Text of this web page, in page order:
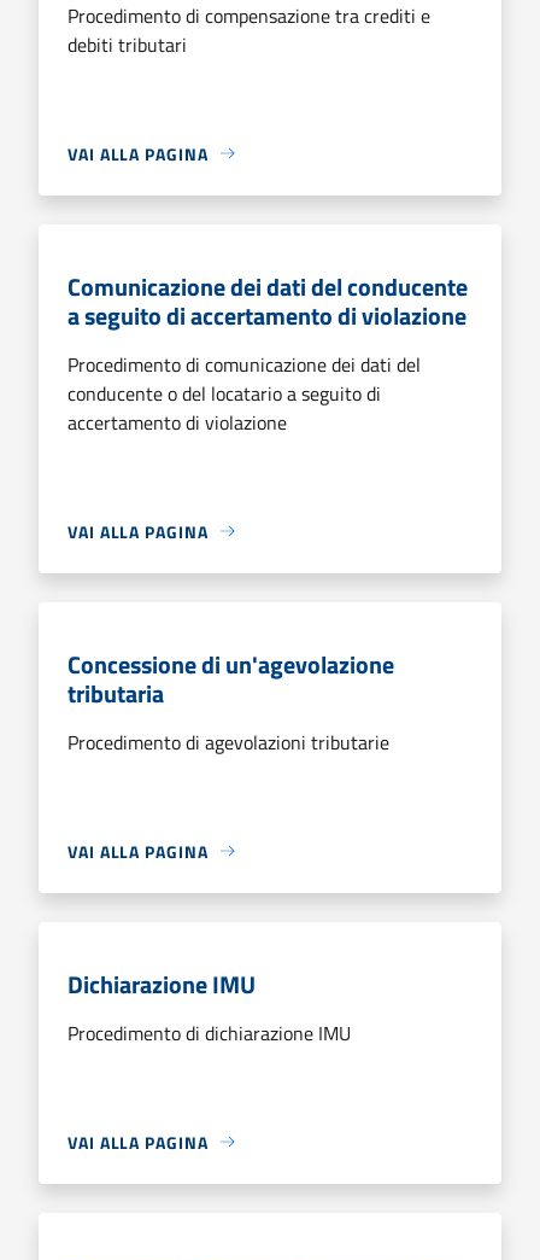
Procedimento di compensazione tra crediti e
debiti tributari
VAI ALLA PAGINA
Comunicazione dei dati del conducente
a seguito di accertamento di violazione
Procedimento di comunicazione dei dati del
conducente o del locatario a seguito di
accertamento di violazione
VAI ALLA PAGINA
Concessione di un'agevolazione
tributaria
Procedimento di agevolazioni tributarie
VAI ALLA PAGINA
Dichiarazione IMU
Procedimento di dichiarazione IMU
VAI ALLA PAGINA